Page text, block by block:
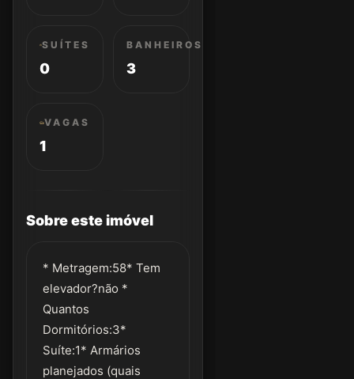
SUÍTES
0
BANHEIROS
3
VAGAS
1
Sobre este imóvel
* Metragem:58* Tem
elevador?não *
Quantos
Dormitórios:3*
Suíte:1* Armários
planejados (quais